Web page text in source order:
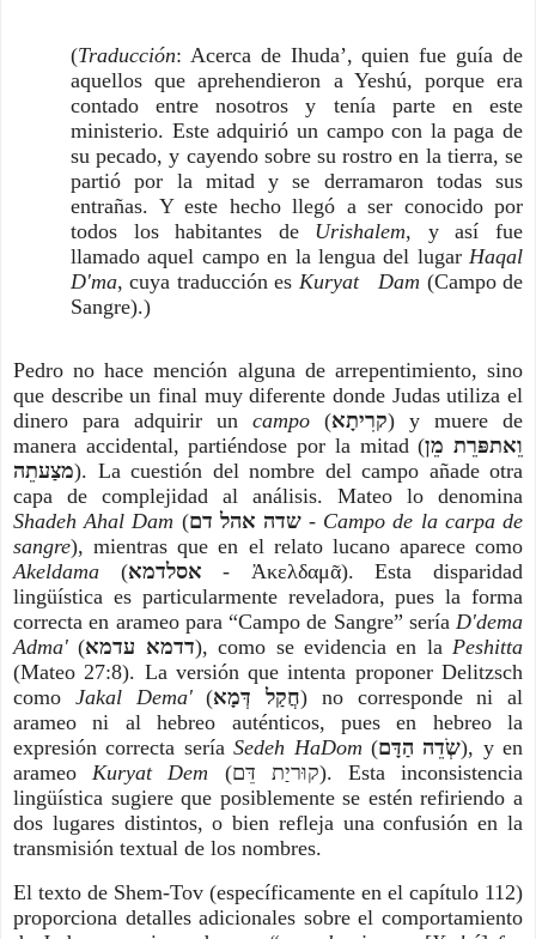
(Traducción: Acerca de Ihuda’, quien fue guía de
aquellos que aprehendieron a Yeshú, porque era
contado entre nosotros y tenía parte en este
ministerio. Este adquirió un campo con la paga de
su pecado, y cayendo sobre su rostro en la tierra, se
partió por la mitad y se derramaron todas sus
entrañas. Y este hecho llegó a ser conocido por
todos los habitantes de Urishalem, y así fue
llamado aquel campo en la lengua del lugar Haqal
D'ma, cuya traducción es Kuryat Dam (Campo de
Sangre).)
Pedro no hace mención alguna de arrepentimiento, sino
que describe un final muy diferente donde Judas utiliza el
dinero para adquirir un campo (קרִיתָא) y muere de
manera accidental, partiéndose por la mitad (וֵאתפּרֵת מֵן
מצַעתֵה). La cuestión del nombre del campo añade otra
capa de complejidad al análisis. Mateo lo denomina
Shadeh Ahal Dam (שדה אהל דם- Campo de la carpa de
sangre), mientras que en el relato lucano aparece como
Akeldama (אסלדמא - Ἀκελδαμᾶ). Esta disparidad
lingüística es particularmente reveladora, pues la forma
correcta en arameo para “Campo de Sangre” sería D'dema
Adma' (דדמא עדמא), como se evidencia en la Peshitta
(Mateo 27:8). La versión que intenta proponer Delitzsch
como Jakal Dema'(חֲקַל דְּמָא) no corresponde ni al
arameo ni al hebreo auténticos, pues en hebreo la
expresión correcta seríaSedeh HaDom (שְֹדֵה הַדָּם), y en
arameoKuryat Dem (קוּריַת דֵּם). Esta inconsistencia
lingüística sugiere que posiblemente se estén refiriendo a
dos lugares distintos, o bien refleja una confusión en la
transmisión textual de los nombres.
El texto de Shem-Tov (específicamente en el capítulo 112)
proporciona detalles adicionales sobre el comportamiento